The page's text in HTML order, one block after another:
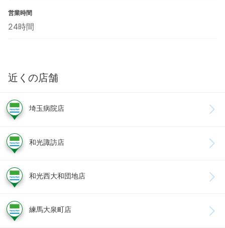
営業時間
24時間
近くの店舗
埼玉病院店
和光諏訪店
和光西大和団地店
練馬大泉町店